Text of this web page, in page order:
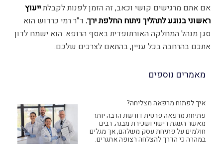
אם אתם מרגישים קושי וכאב, זה הזמן לפנות לקבלתייעוץ
ראשוני בנוגע לתהליך ניתוח החלפת ירך. ד"ר רמי כרדוש הוא
סגן מנהל המחלקה האורתופדית באסף הרופא. הוא ישמח לדון
אתכם בהרחבה בכל עניין, בהתאם לצרכים שלכם.
מאמרים נוספים
איך לפתוח מרפאה מצליחה?
פתיחת מרפאה פרטית דורשת הרבה יותר
מאשר השגת רישוי ושכירת מבנה. רבים
חולמים על פתיחת עסק משלהם, אך מגלים
במהרה כי הדרך להצלחה רצופה אתגרים.